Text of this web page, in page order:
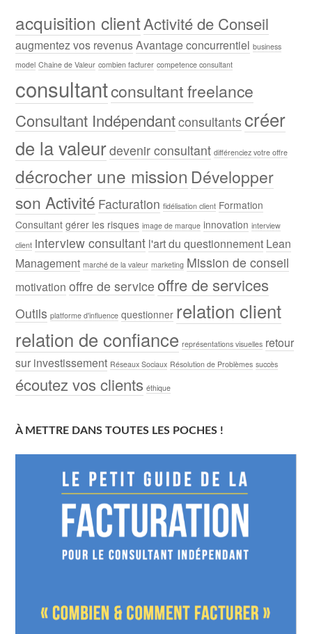
acquisition clientActivité de Conseil
augmentez vos revenusAvantage concurrentiel business
model Chaine de Valeur combien facturer competence consultant
consultantconsultant freelance
Consultant Indépendantconsultants créer
de la valeurdevenir consultant différenciez votre offre
décrocher une mission Développer
son Activité Facturation fidélisation client Formation
Consultant gérer les risques image de marque innovation interview
client interview consultant l'art du questionnement Lean
Management marché de la valeur marketing Mission de conseil
motivation offre de service offre de services
Outils platforme d'influence questionner relation client
relation de confiance représentations visuelles retour
sur investissement Réseaux Sociaux Résolution de Problèmes succès
écoutez vos clients éthique
À METTRE DANS TOUTES LES POCHES !